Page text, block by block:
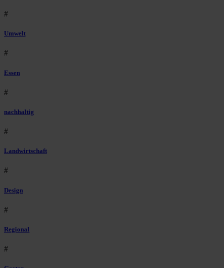
#
Umwelt
#
Essen
#
nachhaltig
#
Landwirtschaft
#
Design
#
Regional
#